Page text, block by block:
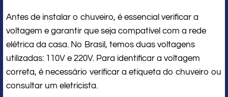
Antes de instalar o chuveiro, é essencial verificar a
voltagem e garantir que seja compatível com a rede
elétrica da casa. No Brasil, temos duas voltagens
utilizadas: 110V e 220V. Para identificar a voltagem
correta, é necessário verificar a etiqueta do chuveiro ou
consultar um eletricista.